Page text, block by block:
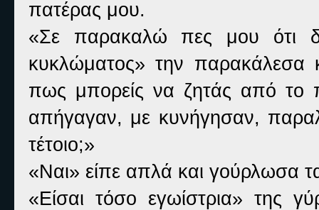
πατέρας μου.
«Σε παρακαλώ πες μου ότι
κυκλώματος» την παρακάλεσα
πως μπορείς να ζητάς από το
απήγαγαν, με κυνήγησαν,
τέτοιο;»
«Ναι» είπε απλά και γούρλωσα
«Είσαι τόσο εγωίστρια» της